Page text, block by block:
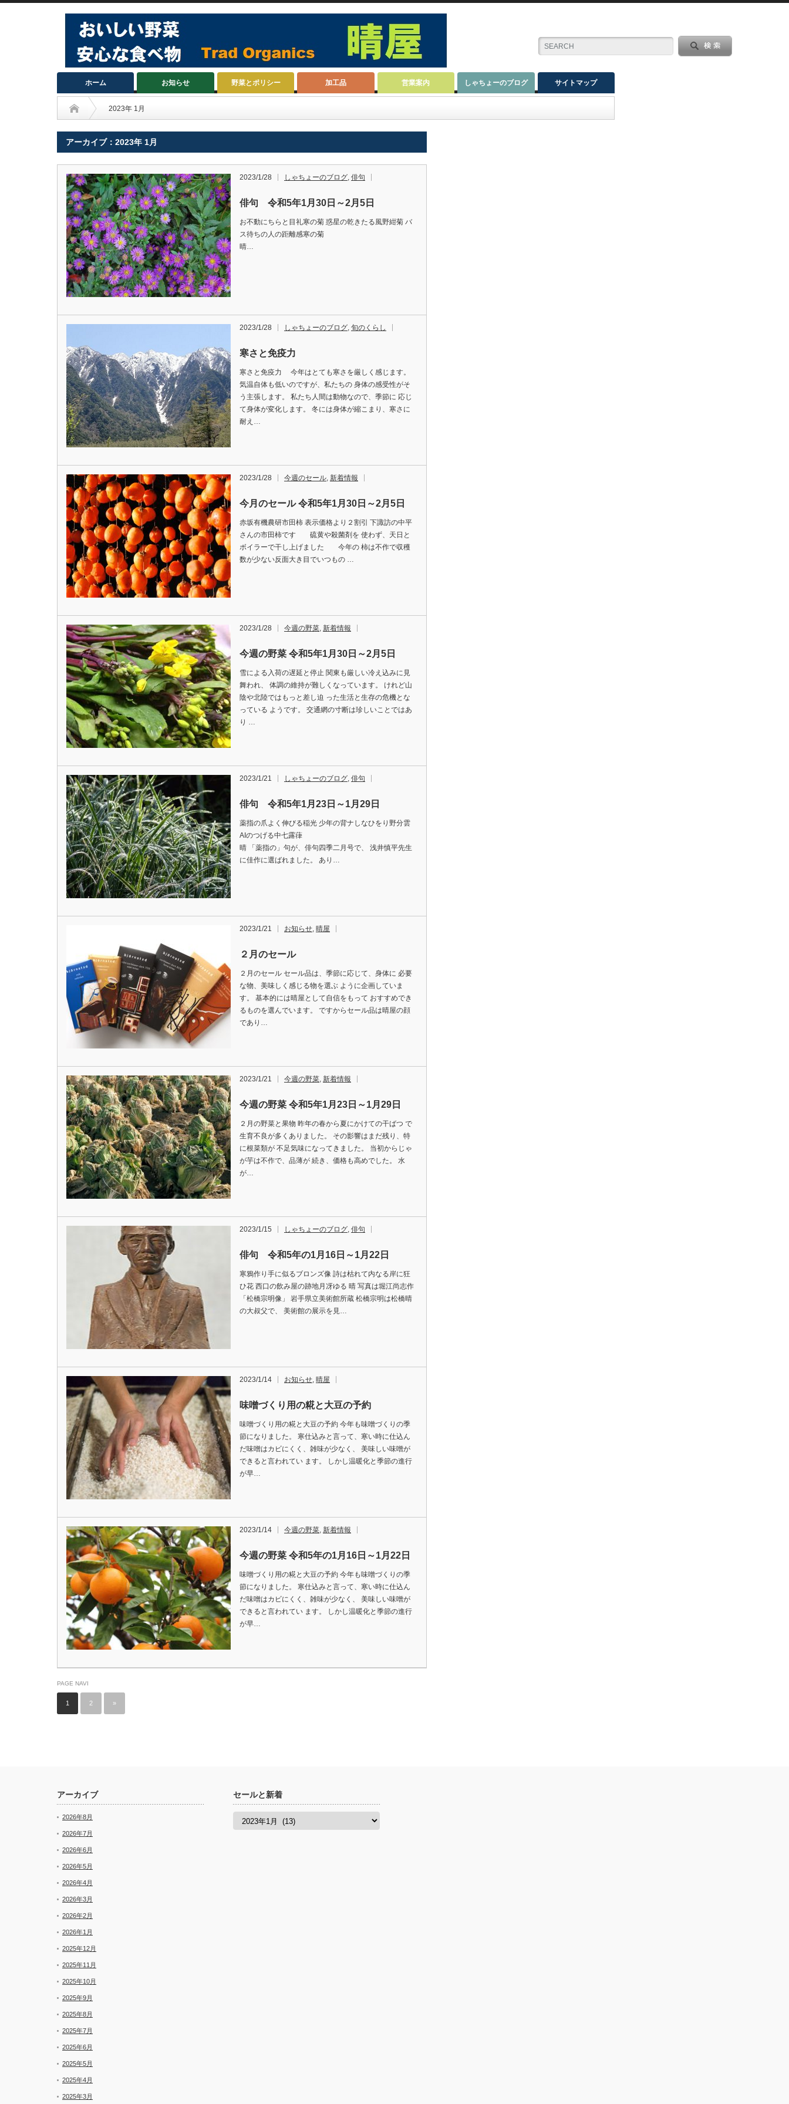
ホーム お知らせ 野菜とポリシー 加工品 営業案内 しゃちょーのブログ サイトマップ
2023年 1月
アーカイブ：2023年 1月
2023/1/28 しゃちょーのブログ, 俳句
俳句 令和5年1月30日～2月5日
お不動にちらと目礼寒の菊 惑星の乾きたる風野紺菊 バ
ス待ちの人の距離感寒の菊
晴…
2023/1/28 しゃちょーのブログ, 旬のくらし
寒さと免疫力
寒さと免疫力 今年はとても寒さを厳しく感じます。
気温自体も低いのですが、私たちの 身体の感受性がそ
う主張します。 私たち人間は動物なので、季節に 応じ
て身体が変化します。 冬には身体が縮こまり、寒さに
耐え…
2023/1/28 今週のセール, 新着情報
今月のセール 令和5年1月30日～2月5日
赤坂有機農研市田柿 表示価格より２割引 下諏訪の中平
さんの市田柿です 硫黄や殺菌剤を 使わず、天日と
ボイラーで干し上げました 今年の 柿は不作で収穫
数が少ない反面大き目でいつもの …
2023/1/28 今週の野菜, 新着情報
今週の野菜 令和5年1月30日～2月5日
雪による入荷の遅延と停止 関東も厳しい冷え込みに見
舞われ、 体調の維持が難しくなっています。 けれど山
陰や北陸ではもっと差し迫 った生活と生存の危機とな
っている ようです。 交通網の寸断は珍しいことではあ
り …
2023/1/21 しゃちょーのブログ, 俳句
俳句 令和5年1月23日～1月29日
薬指の爪よく伸びる稲光 少年の背ナしなひをり野分雲
AIのつげる中七露葎
晴 「薬指の」句が、俳句四季二月号で、 浅井慎平先生
に佳作に選ばれました。 あり…
2023/1/21 お知らせ, 晴屋
２月のセール
２月のセール セール品は、季節に応じて、身体に 必要
な物、美味しく感じる物を選ぶ ように企画していま
す。 基本的には晴屋として自信をもって おすすめでき
るものを選んでいます。 ですからセール品は晴屋の顔
であり…
2023/1/21 今週の野菜, 新着情報
今週の野菜 令和5年1月23日～1月29日
２月の野菜と果物 昨年の春から夏にかけての干ばつ で
生育不良が多くありました。 その影響はまだ残り、特
に根菜類が 不足気味になってきました。 当初からじゃ
が芋は不作で、品薄が 続き、価格も高めでした。 水
が…
2023/1/15 しゃちょーのブログ, 俳句
俳句 令和5年の1月16日～1月22日
寒鴉作り手に似るブロンズ像 詩は枯れて内なる岸に狂
ひ花 西口の飲み屋の跡地月冴ゆる 晴 写真は堀江尚志作
「松橋宗明像」 岩手県立美術館所蔵 松橋宗明は松橋晴
の大叔父で、 美術館の展示を見…
2023/1/14 お知らせ, 晴屋
味噌づくり用の糀と大豆の予約
味噌づくり用の糀と大豆の予約 今年も味噌づくりの季
節になりました。 寒仕込みと言って、寒い時に仕込ん
だ味噌はカビにくく、雑味が少なく、 美味しい味噌が
できると言われてい ます。 しかし温暖化と季節の進行
が早…
2023/1/14 今週の野菜, 新着情報
今週の野菜 令和5年の1月16日～1月22日
味噌づくり用の糀と大豆の予約 今年も味噌づくりの季
節になりました。 寒仕込みと言って、寒い時に仕込ん
だ味噌はカビにくく、雑味が少なく、 美味しい味噌が
できると言われてい ます。 しかし温暖化と季節の進行
が早…
PAGE NAVI
1 2 »
アーカイブ
2026年8月
2026年7月
2026年6月
2026年5月
2026年4月
2026年3月
2026年2月
2026年1月
2025年12月
2025年11月
2025年10月
2025年9月
2025年8月
2025年7月
2025年6月
2025年5月
2025年4月
2025年3月
セールと新着
セ